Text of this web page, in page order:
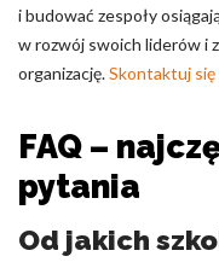
i budować zespoły
w rozwój swoich liderów i
organizację.Skontaktuj się
FAQ –
pytania
Od jakich